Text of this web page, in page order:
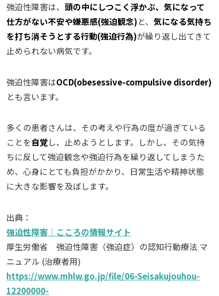
強迫性障害は、頭の中にしつこく浮かぶ、気になって
仕方がない不安や嫌悪感(強迫観念)と、気になる気持ち
を打ち消そうとする行動(強迫行為)が繰り返し出てきて
止められない病気です。
強迫性障害はOCD(obesessive-compulsive disorder)
とも言います。
多くの患者さんは、その考えや行為の度が過ぎている
ことを自覚し、止めようとします。しかし、その気持
ちに反して強迫観念や強迫行為を繰り返してしまうた
め、心身にとても負担がかかり、日常生活や精神状態
に大きな影響を及ぼします。
出典：
強迫性障害｜こころの情報サイト
厚生労働省 強迫性障害（強迫症）の認知行動療法 マ
ニュアル (治療者用)
https://www.mhlw.go.jp/file/06-Seisakujouhou-
12200000-